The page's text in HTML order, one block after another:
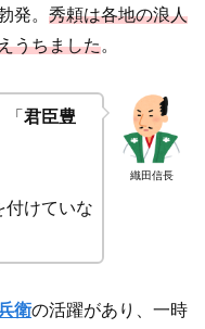
発。 秀頼は各地の浪人
うちました。
織田信長
「 君臣豊
付けていな
衛の活躍があり、一時